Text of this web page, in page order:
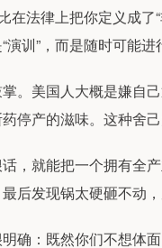
在法律上把你定义成
训”，而是随时可能进行
。美国人大概是嫌自
产的滋味。这种舍己
，就能把一个拥有全
后发现锅太硬砸不动，
确：既然你们不想体